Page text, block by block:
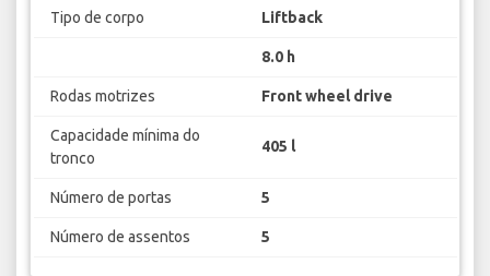
Tipo de corpo Liftback
8.0 h
Rodas motrizes Front wheel drive
Capacidade mínima do
tronco
405 l
Número de portas 5
Número de assentos 5